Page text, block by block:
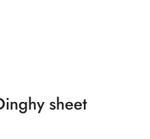
sheet